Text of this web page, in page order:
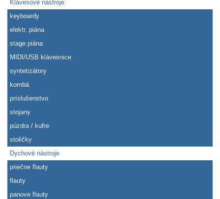
Klávesové nástroje
keyboardy
elektr. piána
stage piána
MIDI/USB klávesnice
syntetizátory
kombá
príslušenstvo
stojany
púzdra / kufre
stoličky
Dychové nástroje
priečne flauty
flauty
panove flauty